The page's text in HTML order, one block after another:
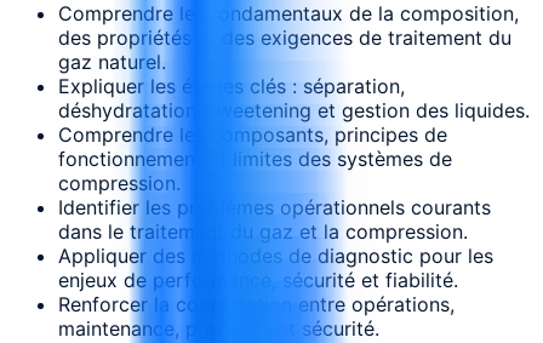
Comprendre les fondamentaux de la composition,
des propriétés et des exigences de traitement du
gaz naturel.
Expliquer les étapes clés : séparation,
déshydratation, sweetening et gestion des liquides.
Comprendre les composants, principes de
fonctionnement et limites des systèmes de
compression.
Identifier les problèmes opérationnels courants
dans le traitement du gaz et la compression.
Appliquer des méthodes de diagnostic pour les
enjeux de performance, sécurité et fiabilité.
Renforcer la coordination entre opérations,
maintenance, procédés et sécurité.